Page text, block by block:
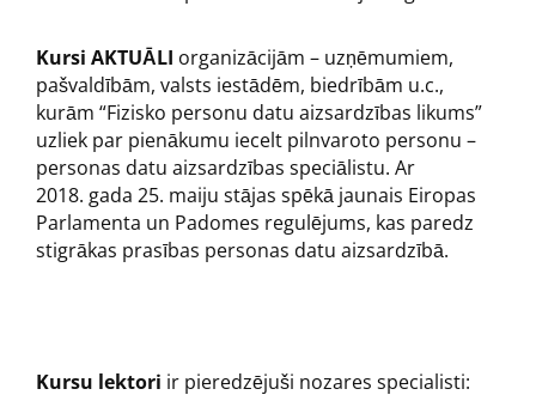
Kursi AKTUĀLI organizācijām – uzņēmumiem,
pašvaldībām, valsts iestādēm, biedrībām u.c.,
kurām “Fizisko personu datu aizsardzības likums”
uzliek par pienākumu iecelt pilnvaroto personu –
personas datu aizsardzības speciālistu. Ar
2018. gada 25. maiju stājas spēkā jaunais Eiropas
Parlamenta un Padomes regulējums, kas paredz
stigrākas prasības personas datu aizsardzībā.
Kursu lektori ir pieredzējuši nozares specialisti: